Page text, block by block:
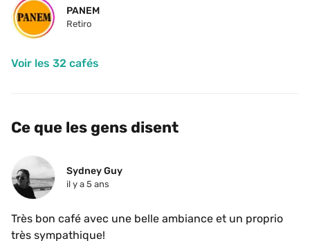
PANEM
Retiro
Voir les 32 cafés
Ce que les gens disent
Sydney Guy
il y a 5 ans
Très bon café avec une belle ambiance et un proprio